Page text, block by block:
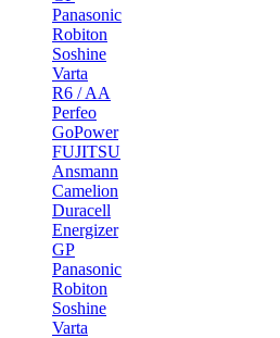
Panasonic
Robiton
Soshine
Varta
R6 / AA
Perfeo
GoPower
FUJITSU
Ansmann
Camelion
Duracell
Energizer
GP
Panasonic
Robiton
Soshine
Varta